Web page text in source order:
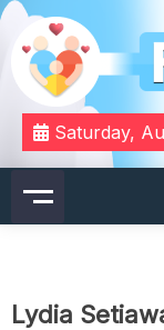
Skip
content
Familyfx
Your Daily Dose
Saturday,
Lydia